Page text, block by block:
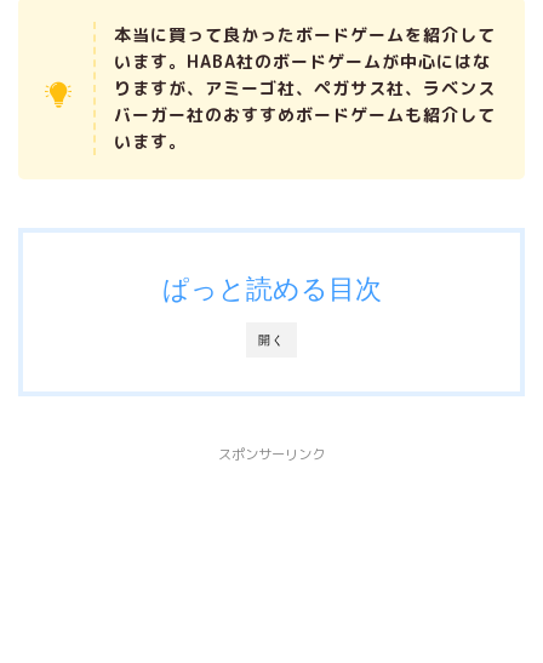
本当に買って良かったボードゲームを紹介して
います。 HABA社のボードゲームが中心にはな
りますが、アミーゴ社、ペガサス社、ラベンス
バーガー社のおすすめボードゲームも紹介して
います。
開く
ぱっと読める目次
スポンサーリンク